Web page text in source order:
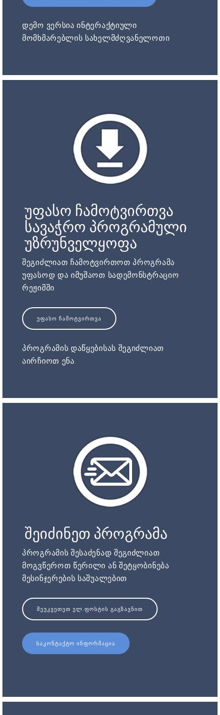
დემო ვერსია ინტერაქტიული
მომხმარებლის სახელმძღვანელოთი
უფასო ჩამოტვირთვა
სავაჭრო პროგრამული
უზრუნველყოფა
შეგიძლიათ ჩამოტვირთოთ პროგრამა
უფასოდ და იმუშაოთ სადემონსტრაციო
რეჟიმში
ᲣᲤᲐᲡᲝ ᲩᲐᲛᲝᲢᲕᲘᲠᲗᲕᲐ
პროგრამის დაწყებისას შეგიძლიათ
აირჩიოთ ენა.
შეიძინეთ პროგრამა
პროგრამის შესაძენად შეგიძლიათ
მოგვწეროთ წერილი ან შეტყობინება
მესინჯერების საშუალებით
ᲨᲔᲣᲙᲕᲔᲗᲔᲗ ᲔᲚ.ᲤᲝᲡᲢᲘᲡ ᲒᲐᲒᲖᲐᲕᲜᲘᲗ
ᲡᲐᲙᲝᲜᲢᲐᲥᲢᲝ ᲘᲜᲤᲝᲠᲛᲐᲪᲘᲐ